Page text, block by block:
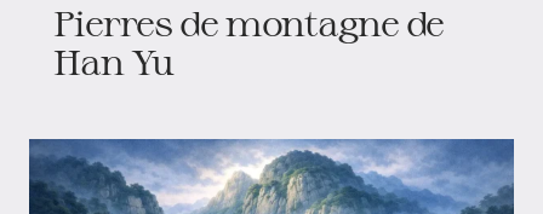
Pierres de montagne de
Han Yu